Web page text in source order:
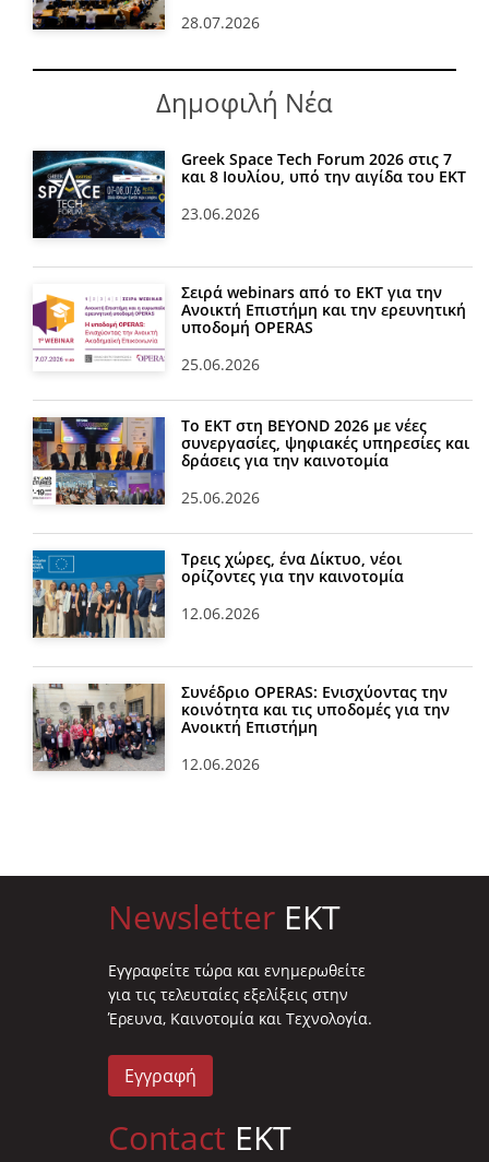
28.07.2026
Δημοφιλή Νέα
Greek Space Tech Forum 2026 στις 7
και 8 Ιουλίου, υπό την αιγίδα του ΕΚΤ
23.06.2026
Σειρά webinars από το ΕΚΤ για την
Ανοικτή Επιστήμη και την ερευνητική
υποδομή OPERAS
25.06.2026
Το ΕΚΤ στη BEYOND 2026 με νέες
συνεργασίες, ψηφιακές υπηρεσίες και
δράσεις για την καινοτομία
25.06.2026
Τρεις χώρες, ένα Δίκτυο, νέοι
ορίζοντες για την καινοτομία
12.06.2026
Συνέδριο OPERAS: Ενισχύοντας την
κοινότητα και τις υποδομές για την
Ανοικτή Επιστήμη
12.06.2026
Newsletter EKT
Eγγραφείτε τώρα και ενημερωθείτε
για τις τελευταίες εξελίξεις στην
Έρευνα, Καινοτομία και Τεχνολογία.
Εγγραφή
Contact EKT